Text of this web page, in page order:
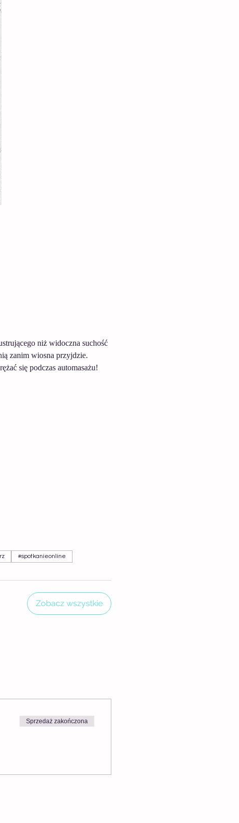
niż widoczna suchość
zanim wiosna przyjdzie.
się podczas automasażu!
#spotkanieonline
Zobacz wszystkie
Sprzedaż zakończona